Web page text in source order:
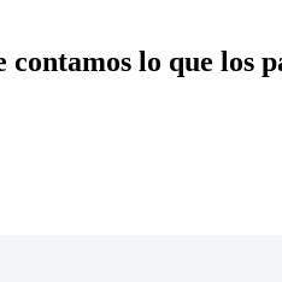
lo que los